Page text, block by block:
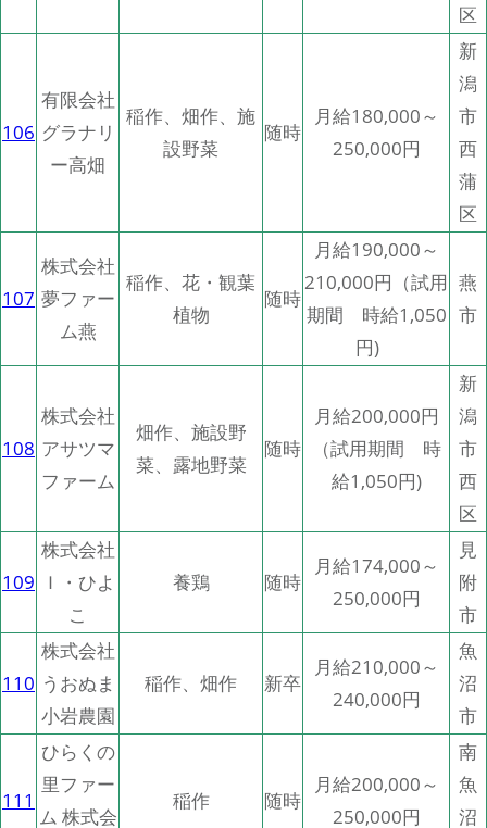
区
106
有限会社
グラナリ
ー高畑
稲作、畑作、施
設野菜
随時
月給180,000～
250,000円
新
潟
市
西
蒲
区
107
株式会社
夢ファー
ム燕
稲作、花・観葉
植物
随時
月給190,000～
210,000円（試用
期間 時給1,050
円)
燕
市
108
株式会社
アサツマ
ファーム
畑作、施設野
菜、露地野菜
随時
月給200,000円
（試用期間 時
給1,050円)
新
潟
市
西
区
109
株式会社
Ｉ・ひよ
こ
養鶏 随時
月給174,000～
250,000円
見
附
市
110
株式会社
うおぬま
小岩農園
稲作、畑作 新卒
月給210,000～
240,000円
魚
沼
市
111
ひらくの
里ファー
ム 株式会
稲作 随時
月給200,000～
250,000円
南
魚
沼